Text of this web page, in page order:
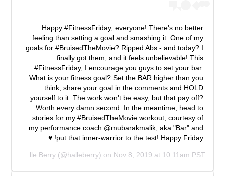
Happy #FitnessFriday, everyone! There's no better
feeling than setting a goal and smashing it. One of my
goals for #BruisedTheMovie? Ripped Abs - and today? I
finally got them, and it feels unbelievable! This
#FitnessFriday, I encourage you guys to set your bar.
What is your fitness goal? Set the BAR higher than you
think, share your goal in the comments and HOLD
yourself to it. The work won't be easy, but that pay off?
Worth every damn second. In the meantime, head to
stories for my #BruisedTheMovie workout, courtesy of
my performance coach @mubarakmalik, aka "Bar" and
put that inner-warrior to the test! Happy Friday! ♥️
Halle Berry(@halleberry) on Nov 8, 2019 at 10:11am PST